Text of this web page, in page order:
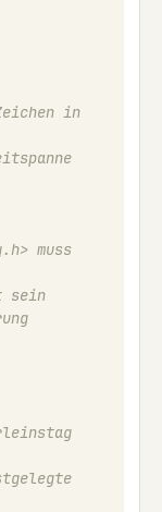
in
muss
sein